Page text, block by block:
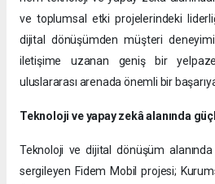
ve toplumsal etki projelerindeki
dijital dönüşümden müşteri
iletişime uzanan geniş bir
uluslararası arenada önemli bir
Teknoloji ve yapay zekâ alanında
Teknoloji ve dijital dönüşüm
sergileyen Fidem Mobil projesi;